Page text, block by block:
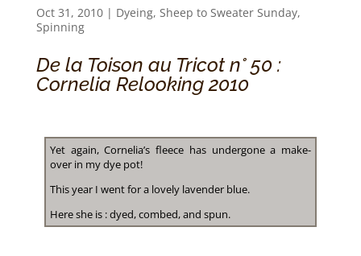
Oct 31, 2010| Dyeing, Sheep to Sweater Sunday,
Spinning
De la Toison au Tricot n° 50 :
Cornelia Relooking 2010
Yet again, Cornelia’s fleece has undergone a make-
over in my dye pot!
This year I went for a lovely lavender blue.
Here she is : dyed, combed, and spun.